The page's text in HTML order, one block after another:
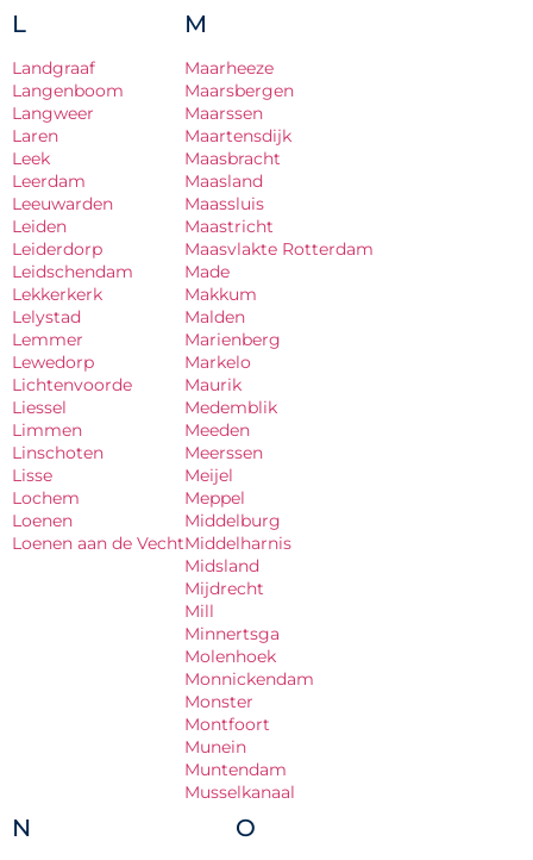
L
Landgraaf
Langenboom
Langweer
Laren
Leek
Leerdam
Leeuwarden
Leiden
Leiderdorp
Leidschendam
Lekkerkerk
Lelystad
Lemmer
Lewedorp
Lichtenvoorde
Liessel
Limmen
Linschoten
Lisse
Lochem
Loenen
Loenen aan de Vecht
M
Maarheeze
Maarsbergen
Maarssen
Maartensdijk
Maasbracht
Maasland
Maassluis
Maastricht
Maasvlakte Rotterdam
Made
Makkum
Malden
Marienberg
Markelo
Maurik
Medemblik
Meeden
Meerssen
Meijel
Meppel
Middelburg
Middelharnis
Midsland
Mijdrecht
Mill
Minnertsga
Molenhoek
Monnickendam
Monster
Montfoort
Munein
Muntendam
Musselkanaal
N O